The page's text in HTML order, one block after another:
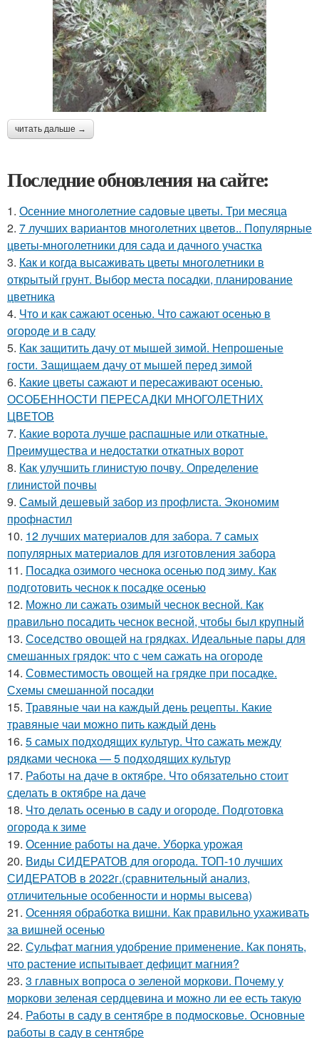
читать дальше →
Последние обновления на сайте:
1. Осенние многолетние садовые цветы. Три месяца
2. 7 лучших вариантов многолетних цветов.. Популярные
цветы-многолетники для сада и дачного участка
3. Как и когда высаживать цветы многолетники в
открытый грунт. Выбор места посадки, планирование
цветника
4. Что и как сажают осенью. Что сажают осенью в
огороде и в саду
5. Как защитить дачу от мышей зимой. Непрошеные
гости. Защищаем дачу от мышей перед зимой
6. Какие цветы сажают и пересаживают осенью.
ОСОБЕННОСТИ ПЕРЕСАДКИ МНОГОЛЕТНИХ
ЦВЕТОВ
7. Какие ворота лучше распашные или откатные.
Преимущества и недостатки откатных ворот
8. Как улучшить глинистую почву. Определение
глинистой почвы
9. Самый дешевый забор из профлиста. Экономим
профнастил
10. 12 лучших материалов для забора. 7 самых
популярных материалов для изготовления забора
11. Посадка озимого чеснока осенью под зиму. Как
подготовить чеснок к посадке осенью
12. Можно ли сажать озимый чеснок весной. Как
правильно посадить чеснок весной, чтобы был крупный
13. Соседство овощей на грядках. Идеальные пары для
смешанных грядок: что с чем сажать на огороде
14. Совместимость овощей на грядке при посадке.
Схемы смешанной посадки
15. Травяные чаи на каждый день рецепты. Какие
травяные чаи можно пить каждый день
16. 5 самых подходящих культур. Что сажать между
рядками чеснока — 5 подходящих культур
17. Работы на даче в октябре. Что обязательно стоит
сделать в октябре на даче
18. Что делать осенью в саду и огороде. Подготовка
огорода к зиме
19. Осенние работы на даче. Уборка урожая
20. Виды СИДЕРАТОВ для огорода. ТОП-10 лучших
СИДЕРАТОВ в 2022г.(сравнительный анализ,
отличительные особенности и нормы высева)
21. Осенняя обработка вишни. Как правильно ухаживать
за вишней осенью
22. Сульфат магния удобрение применение. Как понять,
что растение испытывает дефицит магния?
23. 3 главных вопроса о зеленой моркови. Почему у
моркови зеленая сердцевина и можно ли ее есть такую
24. Работы в саду в сентябре в подмосковье. Основные
работы в саду в сентябре